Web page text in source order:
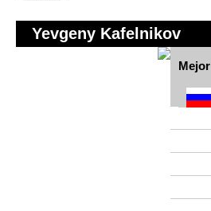
Yevgeny Kafelnikov